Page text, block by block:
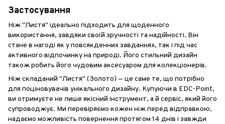
Застосування
Ніж "Листя" ідеально підходить для щоденного
використання, завдяки своїй зручності та надійності. Він
стане в нагоді як у повсякденних завданнях, так і під час
активного відпочинку на природі. Його стильний дизайн
також робить його чудовим аксесуаром для колекціонерів.
Ніж складаний "Листя" (Золото) — це саме те, що потрібно
для поціновувачів унікального дизайну. Купуючи в EDC-Point,
ви отримуєте не лише якісний інструмент, а й сервіс, який його
супроводжує. Ми перевіряємо кожен ніж перед відправкою,
надаємо можливість повернення протягом 14 днів і завжди